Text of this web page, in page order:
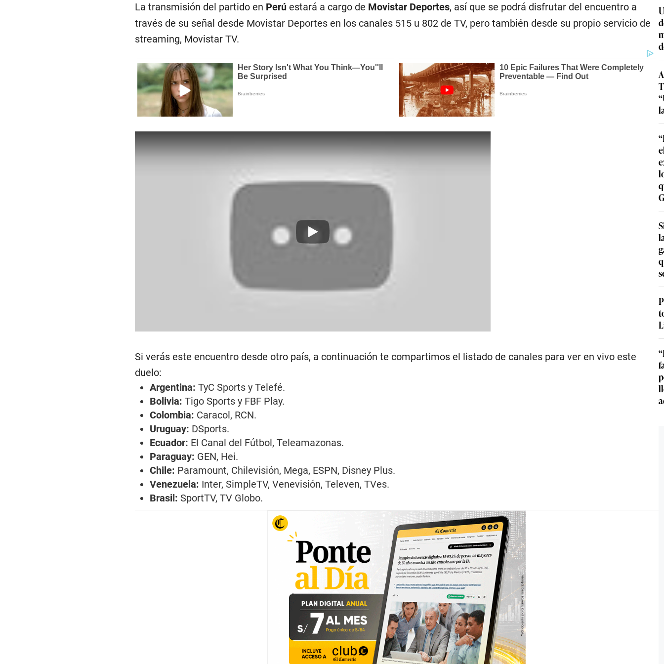
La transmisión del partido en Perú estará a cargo de Movistar Deportes, así que se podrá disfrutar del encuentro a
través de su señal desde Movistar Deportes en los canales 515 u 802 de TV, pero también desde su propio servicio de
streaming, Movistar TV.
Play
duelo:
Argentina:
Bolivia:Tigo Sports y FBF Play.
Colombia:Caracol, RCN.
Uruguay:DSports.
Ecuador:El Canal del Fútbol, Teleamazonas.
Paraguay:GEN, Hei.
Chile:Paramount, Chilevisión, Mega, ESPN, Disney Plus.
Venezuela:Inter, SimpleTV, Venevisión, Televen, TVes.
Brasil:SportTV, TV Globo.